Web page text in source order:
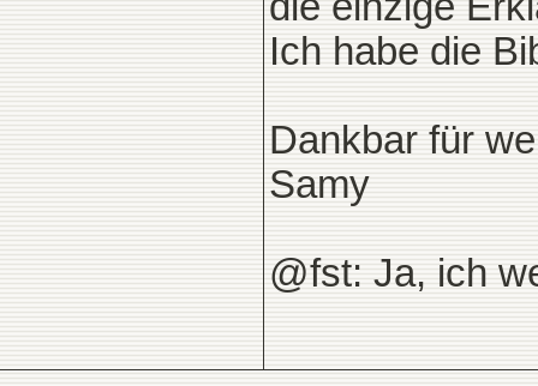
Ich habe die
Dankbar für
Samy
@fst: Ja, ich